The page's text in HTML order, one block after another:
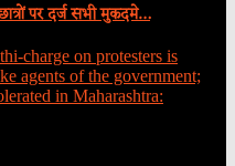
पर दर्ज सभी मुकदमे…